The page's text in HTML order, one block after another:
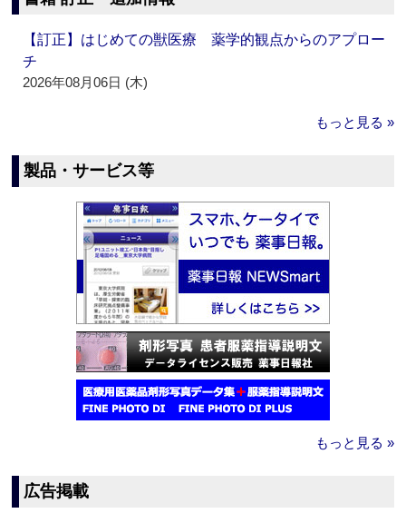
【訂正】はじめての獣医療 薬学的観点からのアプロー
チ
2026年08月06日 (木)
もっと見る »
製品・サービス等
もっと見る »
広告掲載